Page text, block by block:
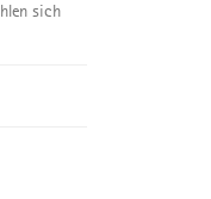
sich